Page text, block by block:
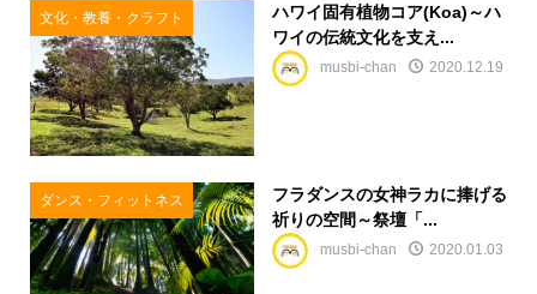
文化・教養・クラフト
ハワイ固有植物コア(Koa)～ハ
ワイの伝統文化を支え...
musbi-chan 2020.12.19
ダンス・フィットネス
フラダンスの女神ラカに捧げる
祈りの空間～祭壇「...
musbi-chan 2020.01.03